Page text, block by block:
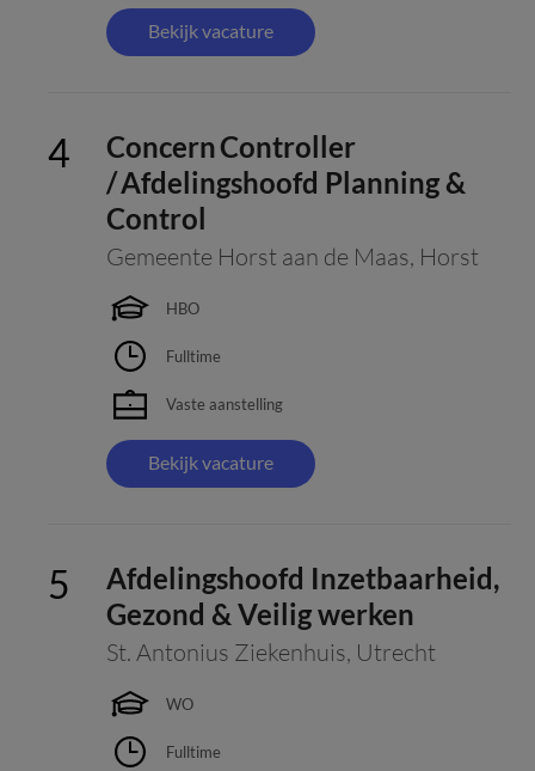
Bekijk vacature
Concern Controller
/ Afdelingshoofd Planning &
Control
Gemeente Horst aan de Maas, Horst
HBO
Fulltime
Vaste aanstelling
Bekijk vacature
Afdelingshoofd Inzetbaarheid,
Gezond & Veilig werken
St. Antonius Ziekenhuis, Utrecht
WO
Fulltime